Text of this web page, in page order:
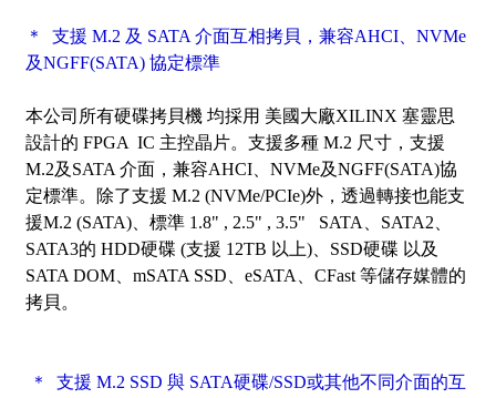
＊ 支援 M.2 及 SATA 介面互相拷貝，兼容AHCI、NVMe
及NGFF(SATA) 協定標準
本公司所有硬碟拷貝機 均採用 美國大廠XILINX 塞靈思
設計的 FPGA IC 主控晶片。支援多種 M.2 尺寸，支援
M.2及SATA 介面，兼容AHCI、NVMe及NGFF(SATA)協
定標準。除了支援 M.2 (NVMe/PCIe)外，透過轉接也能支
援M.2 (SATA)、標準 1.8" , 2.5" , 3.5" SATA、SATA2、
SATA3的 HDD硬碟 (支援 12TB 以上)、SSD硬碟 以及
SATA DOM、mSATA SSD、eSATA、CFast 等儲存媒體的
拷貝。
＊ 支援 M.2 SSD 與 SATA硬碟/SSD或其他不同介面的互